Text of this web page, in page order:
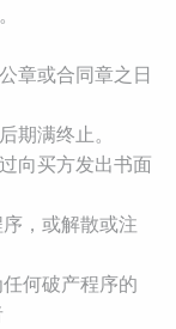
章或合同章之日
期满终止。
向买方发出书面
，或解散或注
何破产程序的